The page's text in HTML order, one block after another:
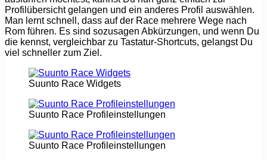
Profilübersicht gelangen und ein anderes Profil auswählen.
Man lernt schnell, dass auf der Race mehrere Wege nach
Rom führen. Es sind sozusagen Abkürzungen, und wenn Du
die kennst, vergleichbar zu Tastatur-Shortcuts, gelangst Du
viel schneller zum Ziel.
Suunto Race Widgets
Suunto Race Profileinstellungen
Suunto Race Profileinstellungen